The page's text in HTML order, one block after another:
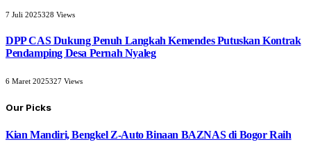
7 Juli 2025328 Views
DPP CAS Dukung Penuh Langkah Kemendes Putuskan Kontrak
Pendamping Desa Pernah Nyaleg
6 Maret 2025327 Views
Our Picks
Kian Mandiri, Bengkel Z-Auto Binaan BAZNAS di Bogor Raih